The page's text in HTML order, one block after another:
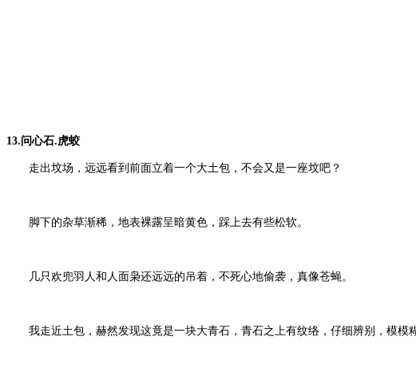
13.问心石.虎蛟
走出坟场，远远看到前面立着一个大土包，不会又是一座坟吧？
脚下的杂草渐稀，地表裸露呈暗黄色，踩上去有些松软。
几只欢兜羽人和人面枭还远远的吊着，不死心地偷袭，真像苍蝇。
我走近土包，赫然发现这竟是一块大青石，青石之上有纹络，仔细辨别，模模